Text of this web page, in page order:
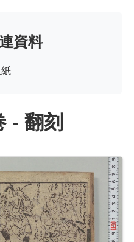
資料
- 翻刻